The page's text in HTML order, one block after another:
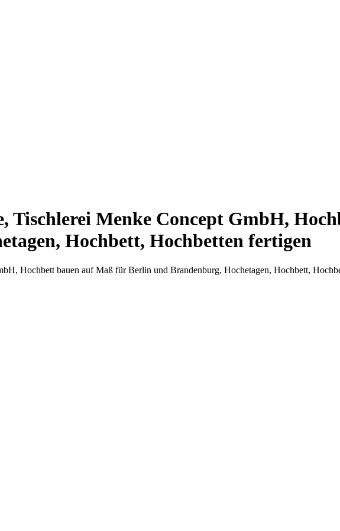
Tischlerei Menke Concept GmbH,
Hochbett, Hochbetten fertigen
Hochbett bauen auf Maß für Berlin und Brandenburg, Hochetagen, Hochbett,